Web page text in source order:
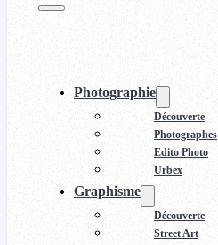
Photographie
Découverte
Photographes
Edito Photo
Urbex
Graphisme
Découverte
Street Art